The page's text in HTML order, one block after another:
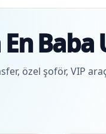
Baba
özel şoför, VIP